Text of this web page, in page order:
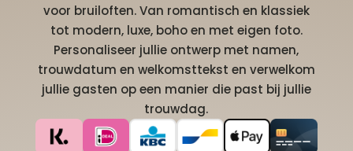
voor bruiloften. Van romantisch en klassiek
tot modern, luxe, boho en met eigen foto.
Personaliseer jullie ontwerp met namen,
trouwdatum en welkomsttekst en verwelkom
jullie gasten op een manier die past bij jullie
trouwdag.